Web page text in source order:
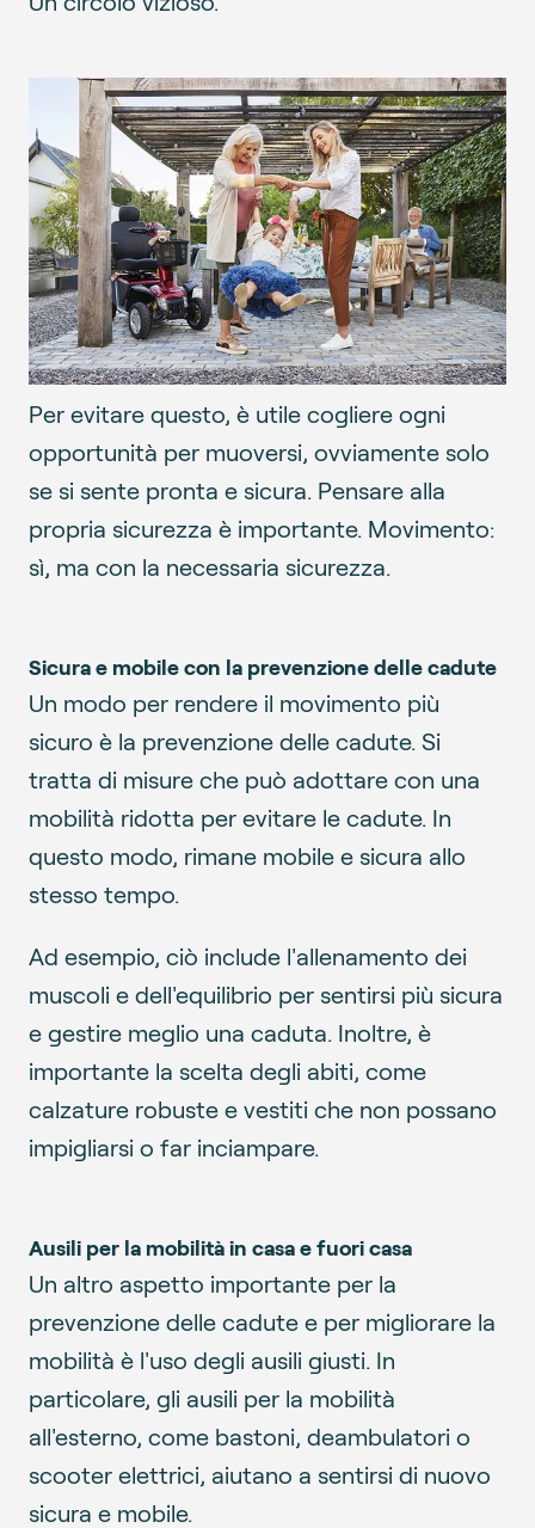
Per evitare questo, è utile cogliere ogni
opportunità per muoversi, ovviamente solo
se si sente pronta e sicura. Pensare alla
propria sicurezza è importante. Movimento:
sì, ma con la necessaria sicurezza.
Sicura e mobile con la prevenzione delle cadute
Un modo per rendere il movimento più
sicuro è la prevenzione delle cadute. Si
tratta di misure che può adottare con una
mobilità ridotta per evitare le cadute. In
questo modo, rimane mobile e sicura allo
stesso tempo.
Ad esempio, ciò include l'allenamento dei
muscoli e dell'equilibrio per sentirsi più sicura
e gestire meglio una caduta. Inoltre, è
importante la scelta degli abiti, come
calzature robuste e vestiti che non possano
impigliarsi o far inciampare.
Ausili per la mobilità in casa e fuori casa
Un altro aspetto importante per la
prevenzione delle cadute e per migliorare la
mobilità è l'uso degli ausili giusti. In
particolare, gli ausili per la mobilità
all'esterno, come bastoni, deambulatori o
scooter elettrici, aiutano a sentirsi di nuovo
sicura e mobile.